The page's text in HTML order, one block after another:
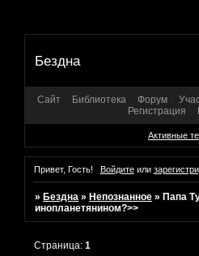
Бездна
Сайт Библиотека Форум
Регистрация
Активные
Привет, Гость! Войдитеили
»Бездна »Непознанное »Папа
инопланетянином?>>
Страница:1